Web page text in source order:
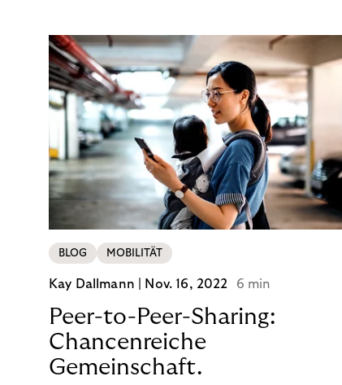
entdeckt. Und das neue Geschäftsmodell rentiert
sich. Doch was genau können Sie tun, um
Abozahlungen für Ihren Erfolg zu nutzen?
BLOG MOBILITÄT
Kay Dallmann | Nov. 16, 2022 6 min
Peer-to-Peer-Sharing:
Chancenreiche
Gemeinschaft.